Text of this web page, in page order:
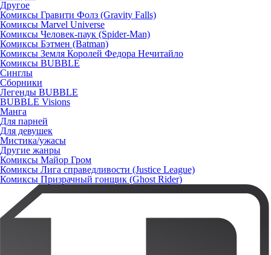
Другое
Комиксы Гравити Фолз (Gravity Falls)
Комиксы Marvel Universe
Комиксы Человек-паук (Spider-Man)
Комиксы Бэтмен (Batman)
Комиксы Земля Королей Федора Нечитайло
Комиксы BUBBLE
Синглы
Сборники
Легенды BUBBLE
BUBBLE Visions
Манга
Для парней
Для девушек
Мистика/ужасы
Другие жанры
Комиксы Майор Гром
Комиксы Лига справедливости (Justice League)
Комиксы Призрачный гонщик (Ghost Rider)